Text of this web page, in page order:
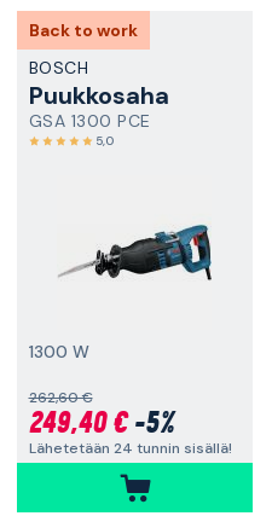
Back to work
BOSCH
Puukkosaha
GSA 1300 PCE
5,0
1300 W
262,60 €
249,40 €-5%
Lähetetään 24 tunnin sisällä!